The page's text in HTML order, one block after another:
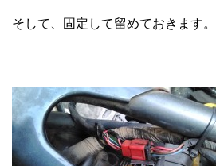
そして、固定して留めておきます。